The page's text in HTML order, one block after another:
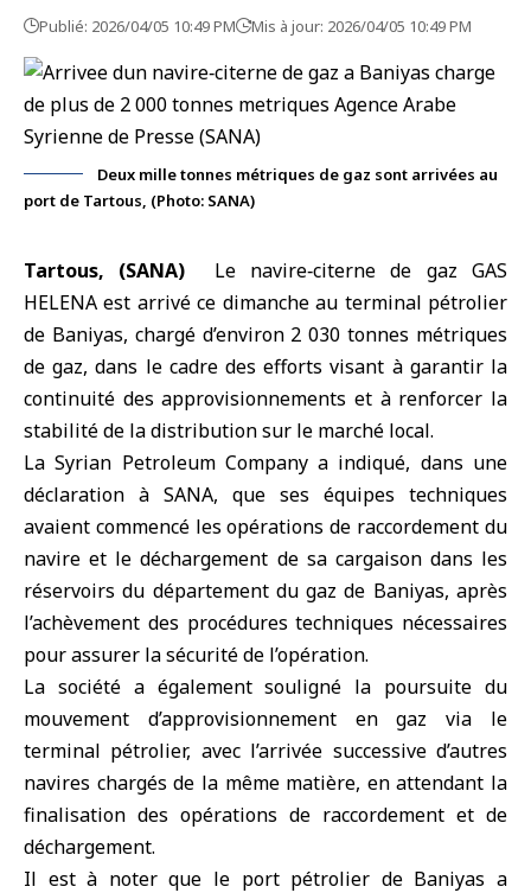
Publié: 2026/04/05 10:49 PM Mis à jour: 2026/04/05 10:49 PM
Deux mille tonnes métriques de gaz sont arrivées au
port de Tartous, (Photo: SANA)
Tartous, (SANA) Le navire‑citerne de gaz GAS
HELENA est arrivé ce dimanche au terminal pétrolier
de Baniyas, chargé d’environ 2 030 tonnes métriques
de gaz, dans le cadre des efforts visant à garantir la
continuité des approvisionnements et à renforcer la
stabilité de la distribution sur le marché local.
La Syrian Petroleum Companya indiqué, dans une
déclaration à SANA, que ses équipes techniques
avaient commencé les opérations de raccordement du
navire et le déchargement de sa cargaison dans les
réservoirs du département du gaz de Baniyas, après
l’achèvement des procédures techniques nécessaires
pour assurer la sécurité de l’opération.
La société a également souligné la poursuite du
mouvement d’approvisionnement en gaz via le
terminal pétrolier, avec l’arrivée successive d’autres
navires chargés de la même matière, en attendant la
finalisation des opérations de raccordement et de
déchargement.
Il est à noter que le port pétrolier de Baniyas a